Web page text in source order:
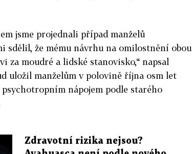
jsme projednali případ manželů
sdělil, že mému návrhu na omilostnění obou
za moudré a lidské stanovisko,“ napsal
uložil manželům v polovině října osm let
nápojem podle starého
Zdravotní rizika nejsou?